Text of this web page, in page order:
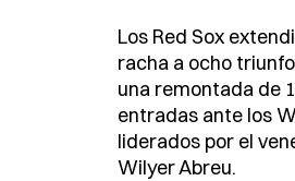
Los Red Sox
racha a ocho
una remontada de
entradas ante los
liderados por el
Wilyer Abreu.